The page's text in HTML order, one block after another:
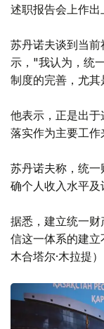
述职报告会上作出
苏丹诺夫谈到当
示，"我认为，统
制度的完善，尤其
他表示，正是出
落实作为主要工作
苏丹诺夫称，统
确个人收入水平及
据悉，建立统一
信这一体系的建立
木合塔尔·木拉提）